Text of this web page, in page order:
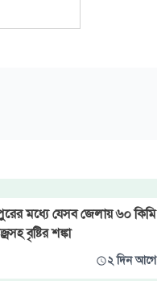
মধ্যে যেসব জেলায় ৬০ কিমি
বৃষ্টির শঙ্কা
২ দিন আগে